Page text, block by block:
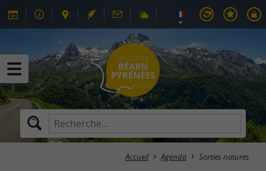
Accueil Agenda Sorties natures